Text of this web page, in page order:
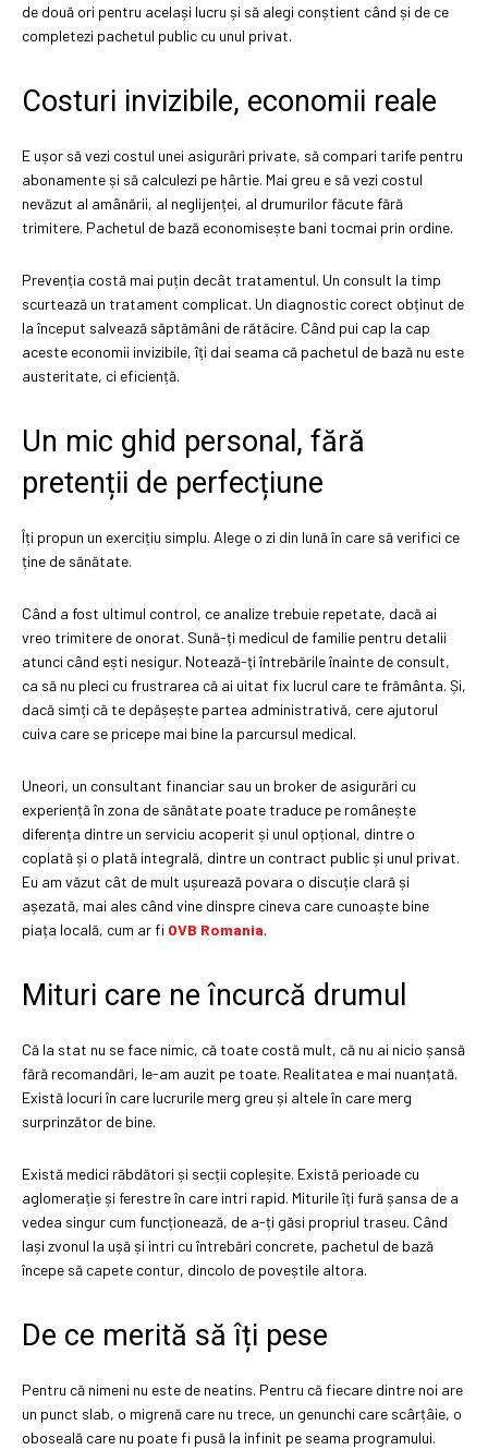
de două ori pentru același lucru și să alegi conștient când și de ce
completezi pachetul public cu unul privat.
Costuri invizibile, economii reale
E ușor să vezi costul unei asigurări private, să compari tarife pentru
abonamente și să calculezi pe hârtie. Mai greu e să vezi costul
nevăzut al amânării, al neglijenței, al drumurilor făcute fără
trimitere. Pachetul de bază economisește bani tocmai prin ordine.
Prevenția costă mai puțin decât tratamentul. Un consult la timp
scurtează un tratament complicat. Un diagnostic corect obținut de
la început salvează săptămâni de rătăcire. Când pui cap la cap
aceste economii invizibile, îți dai seama că pachetul de bază nu este
austeritate, ci eficiență.
Un mic ghid personal, fără
pretenții de perfecțiune
Îți propun un exercițiu simplu. Alege o zi din lună în care să verifici ce
ține de sănătate.
Când a fost ultimul control, ce analize trebuie repetate, dacă ai
vreo trimitere de onorat. Sună-ți medicul de familie pentru detalii
atunci când ești nesigur. Notează-ți întrebările înainte de consult,
ca să nu pleci cu frustrarea că ai uitat fix lucrul care te frământa. Și,
dacă simți că te depășește partea administrativă, cere ajutorul
cuiva care se pricepe mai bine la parcursul medical.
Uneori, un consultant financiar sau un broker de asigurări cu
experiență în zona de sănătate poate traduce pe românește
diferența dintre un serviciu acoperit și unul opțional, dintre o
coplată și o plată integrală, dintre un contract public și unul privat.
Eu am văzut cât de mult ușurează povara o discuție clară și
așezată, mai ales când vine dinspre cineva care cunoaște bine
piața locală, cum ar fi OVB Romania.
Mituri care ne încurcă drumul
Că la stat nu se face nimic, că toate costă mult, că nu ai nicio șansă
fără recomandări, le-am auzit pe toate. Realitatea e mai nuanțată.
Există locuri în care lucrurile merg greu și altele în care merg
surprinzător de bine.
Există medici răbdători și secții copleșite. Există perioade cu
aglomerație și ferestre în care intri rapid. Miturile îți fură șansa de a
vedea singur cum funcționează, de a-ți găsi propriul traseu. Când
lași zvonul la ușă și intri cu întrebări concrete, pachetul de bază
începe să capete contur, dincolo de poveștile altora.
De ce merită să îți pese
Pentru că nimeni nu este de neatins. Pentru că fiecare dintre noi are
un punct slab, o migrenă care nu trece, un genunchi care scârțâie, o
oboseală care nu poate fi pusă la infinit pe seama programului.